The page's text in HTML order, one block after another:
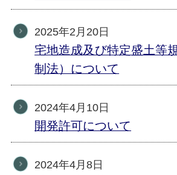
2025年2月20日
宅地造成及び特定盛土等
制法）について
2024年4月10日
開発許可について
2024年4月8日